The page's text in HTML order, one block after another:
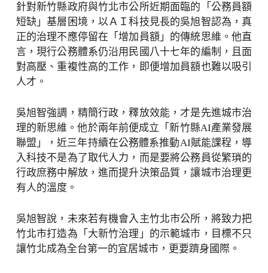
針對新竹縣政府與竹北市公所近期面臨的「公務員額
短缺」基層困境，以ＡＩ科技見長的吳旭智認為，真
正的治理不應停留在「增加員額」的傳統思維。他直
言，現行公務體系仍沿用民國八十七年的編制，且面
對高壓、重複性高的工作，即便增加員額也難以吸引
人才。
吳旭智強調，精簡行政，釋放效能，才是先進城市治
理的新思維。他於兩年前便成立「新竹縣AI產業發展
聯盟」，近三年持續在公務體系推動AI賦能課程，導
入科技不是為了取代人力，而是要將公務員從繁瑣的
行政庶務中解放，進而提升決策品質，讓城市治理更
有人的溫度。
吳旭智說，未來若有機會入主竹北市公所，將致力把
竹北市打造為「大新竹治理」的示範城市，目標不只
讓竹北成為全台第一的宜居城市，更要躋身國際。